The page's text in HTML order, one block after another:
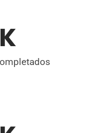
K